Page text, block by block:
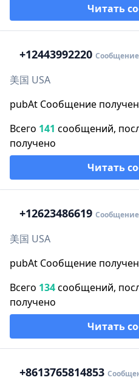
Читать
+12443992220
美国 USA
pubAt Сообщение
Всего 141 сообщений,
получено
Читать
+12623486619
美国 USA
pubAt Сообщение
Всего 134сообщений,
получено
Читать
+8613765814853